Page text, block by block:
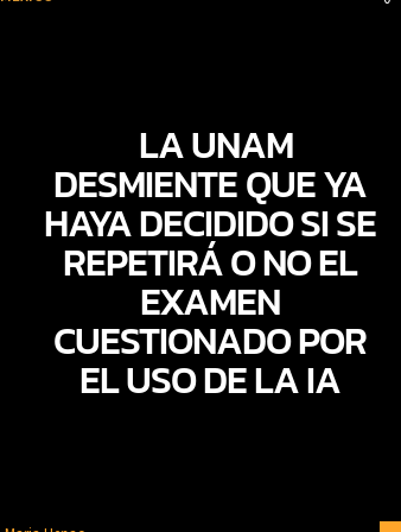
LA UNAM
DESMIENTE QUE YA
HAYA DECIDIDO SI SE
REPETIRÁ O NO EL
EXAMEN
CUESTIONADO POR
EL USO DE LA IA